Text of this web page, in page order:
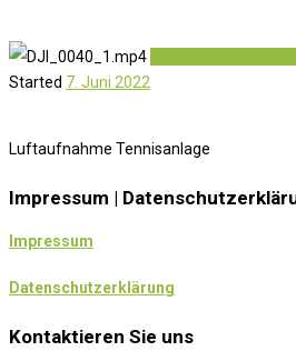
Started 7. Juni 2022
Luftaufnahme Tennisanlage
Impressum |
Impressum
Datenschutzerklärung
Kontaktieren Sie uns